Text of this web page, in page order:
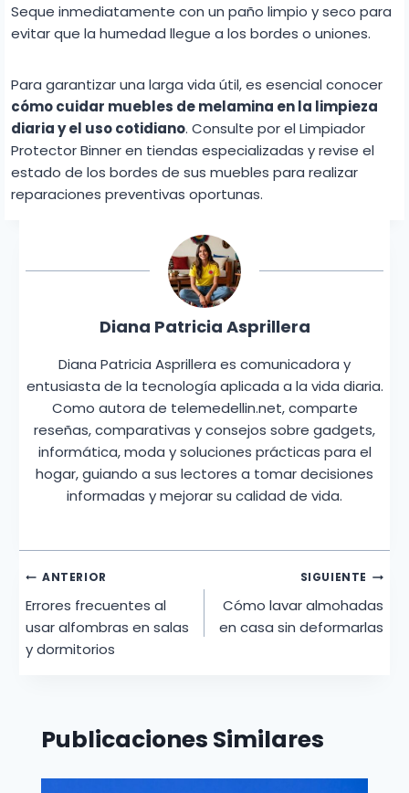
Seque inmediatamente con un paño limpio y seco para
evitar que la humedad llegue a los bordes o uniones.
Para garantizar una larga vida útil, es esencial conocer
cómo cuidar muebles de melamina en la limpieza
diaria y el uso cotidiano. Consulte por el Limpiador
Protector Binner en tiendas especializadas y revise el
estado de los bordes de sus muebles para realizar
reparaciones preventivas oportunas.
Diana Patricia Asprillera
Diana Patricia Asprillera es comunicadora y
entusiasta de la tecnología aplicada a la vida diaria.
Como autora de telemedellin.net, comparte
reseñas, comparativas y consejos sobre gadgets,
informática, moda y soluciones prácticas para el
hogar, guiando a sus lectores a tomar decisiones
informadas y mejorar su calidad de vida.
Navegación
de
entradas
ANTERIOR
Errores frecuentes al
usar alfombras en salas
y dormitorios
SIGUIENTE
Cómo lavar almohadas
en casa sin deformarlas
Publicaciones Similares